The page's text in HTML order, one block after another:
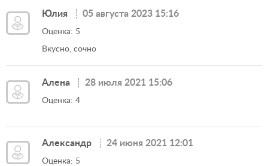
Юлия 05 августа 2023 15:16
Оценка: 5
Вкусно, сочно
Алена 28 июля 2021 15:06
Оценка: 4
Александр 24 июня 2021 12:01
Оценка: 5